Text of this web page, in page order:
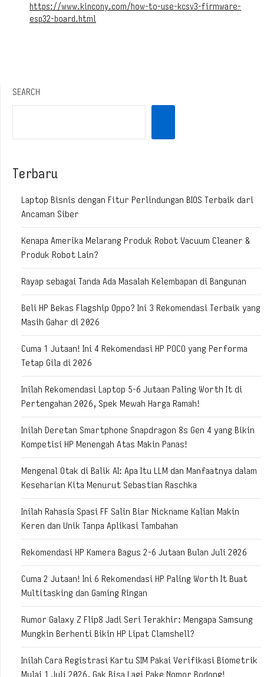
https://www.kincony.com/how-to-use-kcsv3-firmware-
esp32-board.html
SEARCH
Terbaru
Laptop Bisnis dengan Fitur Perlindungan BIOS Terbaik dari
Ancaman Siber
Kenapa Amerika Melarang Produk Robot Vacuum Cleaner &
Produk Robot Lain?
Rayap sebagai Tanda Ada Masalah Kelembapan di Bangunan
Beli HP Bekas Flagship Oppo? Ini 3 Rekomendasi Terbaik yang
Masih Gahar di 2026
Cuma 1 Jutaan! Ini 4 Rekomendasi HP POCO yang Performa
Tetap Gila di 2026
Inilah Rekomendasi Laptop 5-6 Jutaan Paling Worth It di
Pertengahan 2026, Spek Mewah Harga Ramah!
Inilah Deretan Smartphone Snapdragon 8s Gen 4 yang Bikin
Kompetisi HP Menengah Atas Makin Panas!
Mengenal Otak di Balik AI: Apa Itu LLM dan Manfaatnya dalam
Keseharian Kita Menurut Sebastian Raschka
Inilah Rahasia Spasi FF Salin Biar Nickname Kalian Makin
Keren dan Unik Tanpa Aplikasi Tambahan
Rekomendasi HP Kamera Bagus 2-6 Jutaan Bulan Juli 2026
Cuma 2 Jutaan! Ini 6 Rekomendasi HP Paling Worth It Buat
Multitasking dan Gaming Ringan
Rumor Galaxy Z Flip8 Jadi Seri Terakhir: Mengapa Samsung
Mungkin Berhenti Bikin HP Lipat Clamshell?
Inilah Cara Registrasi Kartu SIM Pakai Verifikasi Biometrik
Mulai 1 Juli 2026, Gak Bisa Lagi Pake Nomor Bodong!